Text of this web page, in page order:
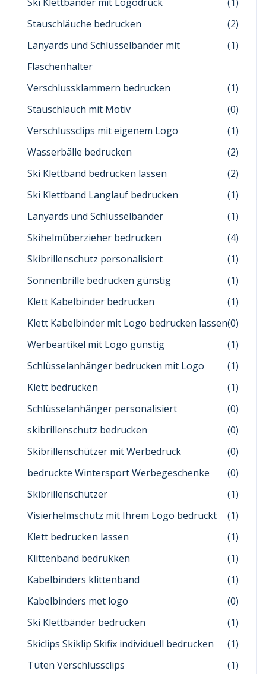
Stauschläuche bedrucken
(2)
Lanyards und Schlüsselbänder mit
Flaschenhalter
(1)
Verschlussklammern bedrucken
(1)
Stauschlauch mit Motiv
(0)
Verschlussclips mit eigenem Logo
(1)
Wasserbälle bedrucken
(2)
Ski Klettband bedrucken lassen
(2)
Ski Klettband Langlauf bedrucken
(1)
Lanyards und Schlüsselbänder
(1)
Skihelmüberzieher bedrucken
(4)
Skibrillenschutz personalisiert
(1)
Sonnenbrille bedrucken günstig
(1)
Klett Kabelbinder bedrucken
(1)
Klett Kabelbinder mit Logo bedrucken lassen(0)
Werbeartikel mit Logo günstig
(1)
Schlüsselanhänger bedrucken mit Logo
(1)
Klett bedrucken
(1)
Schlüsselanhänger personalisiert
(0)
skibrillenschutz bedrucken
(0)
Skibrillenschützer mit Werbedruck
(0)
bedruckte Wintersport Werbegeschenke
(0)
Skibrillenschützer
(1)
Visierhelmschutz mit Ihrem Logo bedruckt
(1)
Klett bedrucken lassen
(1)
Klittenband bedrukken
(1)
Kabelbinders klittenband
(1)
Kabelbinders met logo
(0)
Ski Klettbänder bedrucken
(1)
Skiclips Skiklip Skifix individuell bedrucken
(1)
Tüten Verschlussclips
(1)